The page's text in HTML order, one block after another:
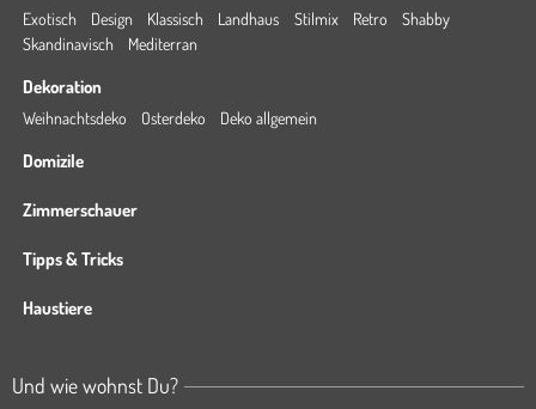
Exotisch Design Klassisch Landhaus Stilmix Retro
Shabby
Skandinavisch
Mediterran
Dekoration
Weihnachtsdeko Osterdeko Deko allgemein
Domizile
Zimmerschauer
Tipps & Tricks
Haustiere
Und wie wohnst Du?